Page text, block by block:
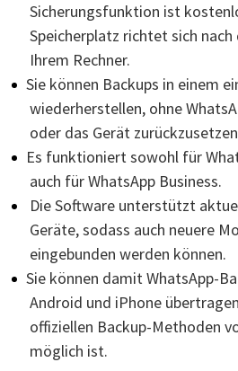
Sicherungsfunktion ist
Speicherplatz richtet sich
Ihrem Rechner.
Sie können Backups in einem
wiederherstellen, ohne
oder das Gerät
Es funktioniert sowohl für
auch für WhatsApp Business.
Die Software unterstützt
Geräte, sodass auch neuere
eingebunden werden können.
Sie können damit WhatsApp-
Android und iPhone
offiziellen Backup-Methoden
möglich ist.